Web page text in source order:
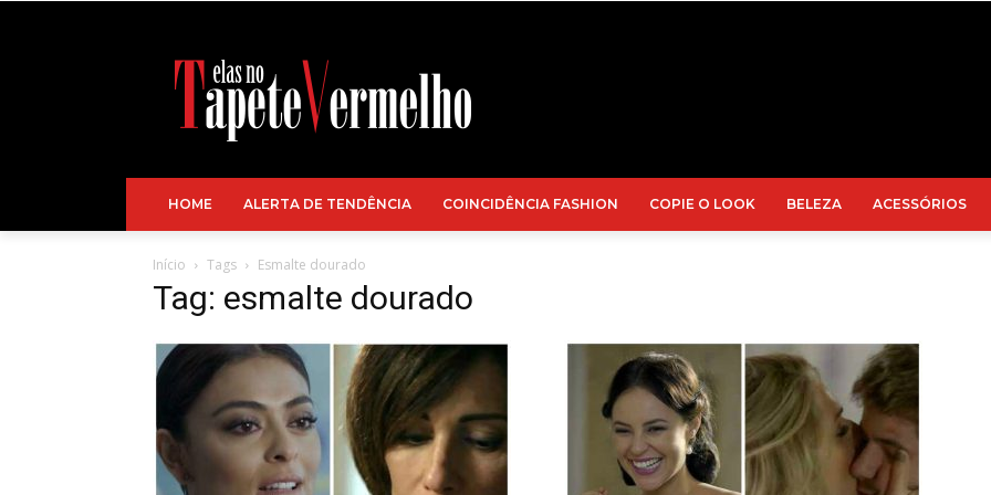
HOME ALERTA DE TENDÊNCIA COINCIDÊNCIA FASHION COPIE O LOOK BELEZA ACESSÓRIOS
Início Tags Esmalte dourado
Tag: esmalte dourado